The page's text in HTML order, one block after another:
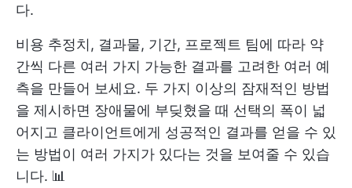
다.
비용 추정치, 결과물, 기간, 프로젝트 팀에 따라 약
간씩 다른 여러 가지 가능한 결과를 고려한 여러 예
측을 만들어 보세요. 두 가지 이상의 잠재적인 방법
을 제시하면 장애물에 부딪혔을 때 선택의 폭이 넓
어지고 클라이언트에게 성공적인 결과를 얻을 수 있
는 방법이 여러 가지가 있다는 것을 보여줄 수 있습
니다. 📊